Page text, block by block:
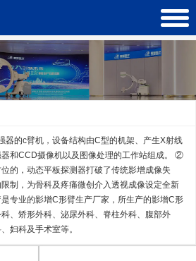
的c臂机，设备结构由C型的机架、产生X射线
和CCD摄像机以及图像处理的工作站组成。 ②
的，动态平板探测器打破了传统影增成像失
制，为骨科及疼痛微创介入透视成像设定全新
专业的影增C形臂生产厂家，所生产的影增C形
、矫形外科、泌尿外科、脊柱外科、腹部外
妇科及手术室等。